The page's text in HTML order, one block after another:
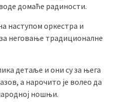
домаће радиности.
наступом оркестра и
неговање традиционалне
детаље и они су за њега
а нарочито је волео да
ношњи.